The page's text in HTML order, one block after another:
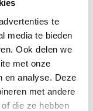
te
media te bieden
Ook delen we
met onze
en analyse. Deze
met andere
die ze hebben
1 tot 2
17,95
Bekijken